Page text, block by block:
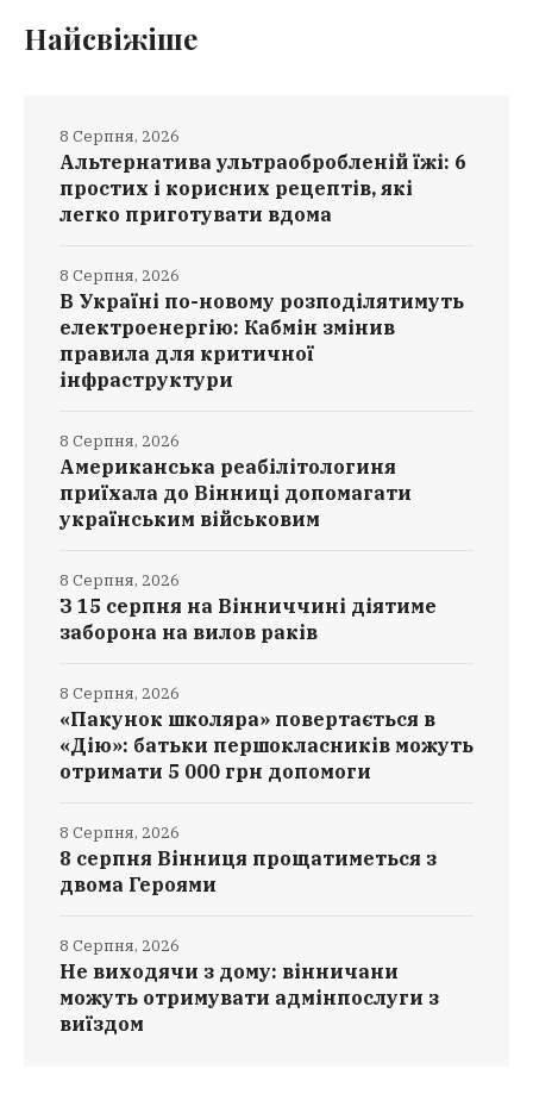
Найсвіжіше
Альтернатива ультраобробленій їжі: 6
простих і корисних рецептів, які
легко приготувати вдома
8 Серпня, 2026
В Україні по-новому розподілятимуть
електроенергію: Кабмін змінив
правила для критичної
інфраструктури
8 Серпня, 2026
Американська реабілітологиня
приїхала до Вінниці допомагати
українським військовим
8 Серпня, 2026
З 15 серпня на Вінниччині діятиме
заборона на вилов раків
8 Серпня, 2026
«Пакунок школяра» повертається в
«Дію»: батьки першокласників можуть
отримати 5 000 грн допомоги
8 Серпня, 2026
8 серпня Вінниця прощатиметься з
двома Героями
8 Серпня, 2026
Не виходячи з дому: вінничани
можуть отримувати адмінпослуги з
виїздом
8 Серпня, 2026